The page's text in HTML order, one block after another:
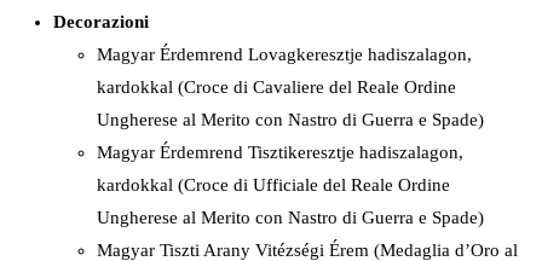
Decorazioni
Magyar Érdemrend Lovagkeresztje hadiszalagon,
kardokkal (Croce di Cavaliere del Reale Ordine
Ungherese al Merito con Nastro di Guerra e Spade)
Magyar Érdemrend Tisztikeresztje hadiszalagon,
kardokkal (Croce di Ufficiale del Reale Ordine
Ungherese al Merito con Nastro di Guerra e Spade)
Magyar Tiszti Arany Vitézségi Érem (Medaglia d’Oro al